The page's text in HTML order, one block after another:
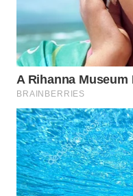
WN
BOGOR
WN
DEPOK
WN
TAPANULI
UTARA
WN